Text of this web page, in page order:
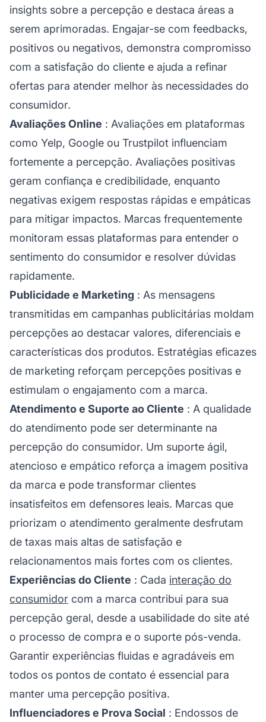
insights sobre a percepção e destaca áreas a
serem aprimoradas. Engajar-se com feedbacks,
positivos ou negativos, demonstra compromisso
com a satisfação do cliente e ajuda a refinar
ofertas para atender melhor às necessidades do
consumidor.
Avaliações Online : Avaliações em plataformas
como Yelp, Google ou Trustpilot influenciam
fortemente a percepção. Avaliações positivas
geram confiança e credibilidade, enquanto
negativas exigem respostas rápidas e empáticas
para mitigar impactos. Marcas frequentemente
monitoram essas plataformas para entender o
sentimento do consumidor e resolver dúvidas
rapidamente.
Publicidade e Marketing : As mensagens
transmitidas em campanhas publicitárias moldam
percepções ao destacar valores, diferenciais e
características dos produtos. Estratégias eficazes
de marketing reforçam percepções positivas e
estimulam o engajamento com a marca.
Atendimento e Suporte ao Cliente : A qualidade
do atendimento pode ser determinante na
percepção do consumidor. Um suporte ágil,
atencioso e empático reforça a imagem positiva
da marca e pode transformar clientes
insatisfeitos em defensores leais. Marcas que
priorizam o atendimento geralmente desfrutam
de taxas mais altas de satisfação e
relacionamentos mais fortes com os clientes.
Experiências do Cliente : Cada interação do
consumidor com a marca contribui para sua
percepção geral, desde a usabilidade do site até
o processo de compra e o suporte pós-venda.
Garantir experiências fluidas e agradáveis em
todos os pontos de contato é essencial para
manter uma percepção positiva.
Influenciadores e Prova Social : Endossos de